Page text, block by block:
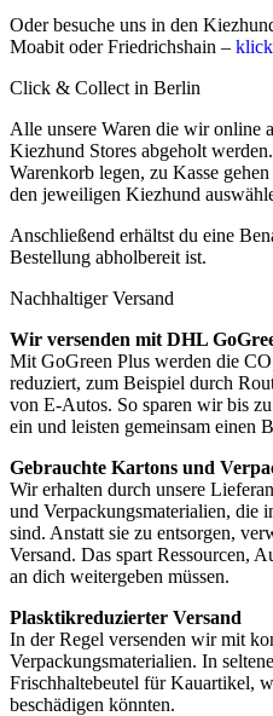
Oder besuche uns in den
Moabit oder Friedrichshain –
Click & Collect in Berlin
Alle unsere Waren die wir online
Kiezhund Stores abgeholt
Warenkorb legen, zu Kasse
den jeweiligen Kiezhund
Anschließend erhältst du eine
Bestellung abholbereit ist.
Nachhaltiger Versand
Wir versenden mit DHL
Mit GoGreen Plus werden die
reduziert, zum Beispiel durch
von E-Autos. So sparen wir bis
ein und leisten gemeinsam einen
Gebrauchte Kartons und
Wir erhalten durch unsere
und Verpackungsmaterialien, die
sind. Anstatt sie zu entsorgen,
Versand. Das spart Ressourcen,
an dich weitergeben müssen.
Plasktikreduzierter Versand
In der Regel versenden wir mit
Verpackungsmaterialien. In
Frischhaltebeutel für Kauartikel,
beschädigen könnten.